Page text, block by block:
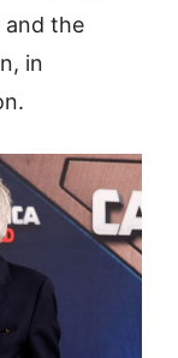
and the
in